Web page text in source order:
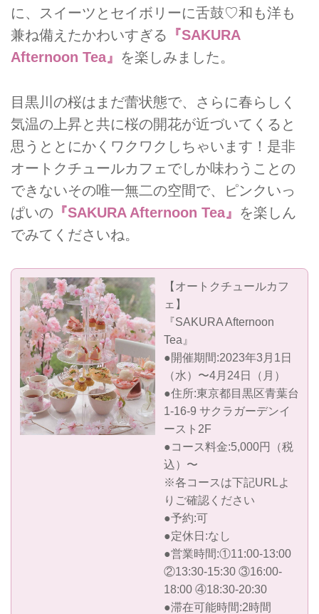
に、スイーツとセイボリーに舌鼓♡和も洋も
兼ね備えたかわいすぎる 『SAKURA
Afternoon Tea』 を楽しみました。
目黒川の桜はまだ蕾状態で、さらに春らしく
気温の上昇と共に桜の開花が近づいてくると
思うととにかくワクワクしちゃいます！是非
オートクチュールカフェでしか味わうことの
できないその唯一無二の空間で、ピンクいっ
ぱいの 『SAKURA Afternoon Tea』 を楽しん
でみてくださいね。
【オートクチュールカフ
ェ】
『SAKURA Afternoon
Tea』
●開催期間:2023年3月1日
（水）〜4月24日（月）
●住所:東京都目黒区青葉台
1-16-9 サクラガーデンイ
ースト2F
●コース料金:5,000円（税
込）〜
※各コースは下記URLよ
りご確認ください
●予約:可
●定休日:なし
●営業時間:①11:00-13:00
②13:30-15:30 ③16:00-
18:00 ④18:30-20:30
●滞在可能時間:2時間